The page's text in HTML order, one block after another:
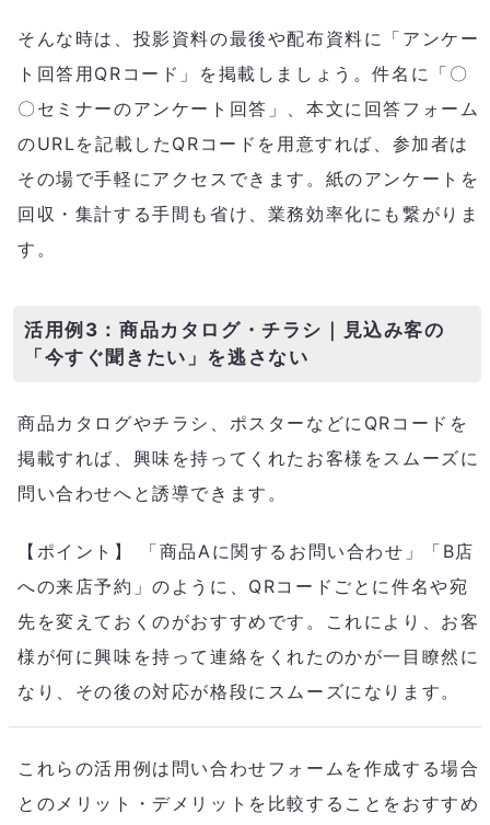
そんな時は、投影資料の最後や配布資料に「アンケー
ト回答用QRコード」を掲載しましょう。件名に「〇
〇セミナーのアンケート回答」、本文に回答フォーム
のURLを記載したQRコードを用意すれば、参加者は
その場で手軽にアクセスできます。紙のアンケートを
回収・集計する手間も省け、業務効率化にも繋がりま
す。
活用例3：商品カタログ・チラシ｜見込み客の
「今すぐ聞きたい」を逃さない
商品カタログやチラシ、ポスターなどにQRコードを
掲載すれば、興味を持ってくれたお客様をスムーズに
問い合わせへと誘導できます。
【ポイント】 「商品Aに関するお問い合わせ」「B店
への来店予約」のように、QRコードごとに件名や宛
先を変えておくのがおすすめです。これにより、お客
様が何に興味を持って連絡をくれたのかが一目瞭然に
なり、その後の対応が格段にスムーズになります。
これらの活用例は問い合わせフォームを作成する場合
とのメリット・デメリットを比較することをおすすめ